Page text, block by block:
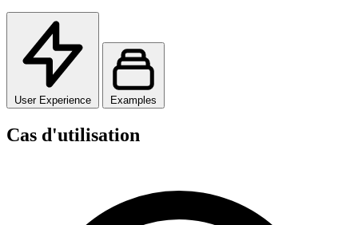
User Experience Examples
Cas d'utilisation